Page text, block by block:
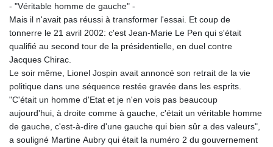
- "Véritable homme de gauche" -
Mais il n'avait pas réussi à transformer l'essai. Et coup de
tonnerre le 21 avril 2002: c'est Jean-Marie Le Pen qui s'était
qualifié au second tour de la présidentielle, en duel contre
Jacques Chirac.
Le soir même, Lionel Jospin avait annoncé son retrait de la vie
politique dans une séquence restée gravée dans les esprits.
"C'était un homme d'Etat et je n'en vois pas beaucoup
aujourd'hui, à droite comme à gauche, c'était un véritable homme
de gauche, c'est-à-dire d'une gauche qui bien sûr a des valeurs",
a souligné Martine Aubry qui était la numéro 2 du gouvernement